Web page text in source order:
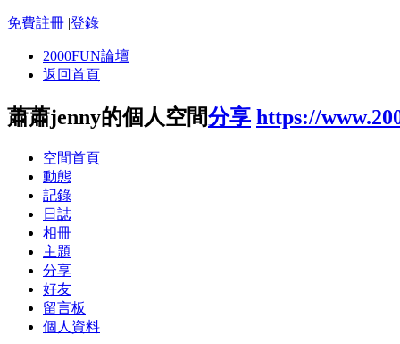
免費註冊 |登錄
2000FUN論壇
返回首頁
蕭蕭jenny的個人空間分享 https://
空間首頁
動態
記錄
日誌
相冊
主題
分享
好友
留言板
個人資料